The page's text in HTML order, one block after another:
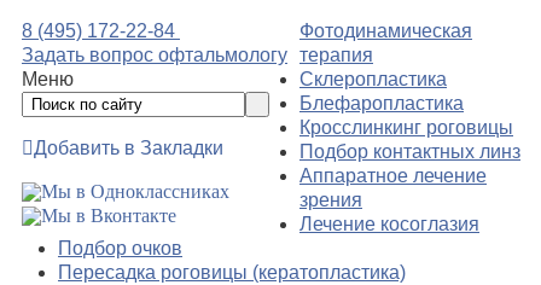
8 (495) 172-22-84
Задать вопрос офтальмологу
Меню
Добавить в Закладки
Фотодинамическая
терапия
Склеропластика
Блефаропластика
Кросслинкинг роговицы
Подбор контактных линз
Аппаратное лечение
зрения
Лечение косоглазия
Подбор очков
Пересадка роговицы (кератопластика)